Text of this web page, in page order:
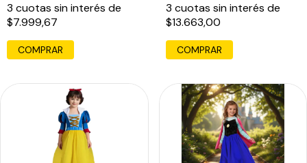
3 cuotas sin interés de
$7.999,67
COMPRAR
3 cuotas sin interés de
$13.663,00
COMPRAR